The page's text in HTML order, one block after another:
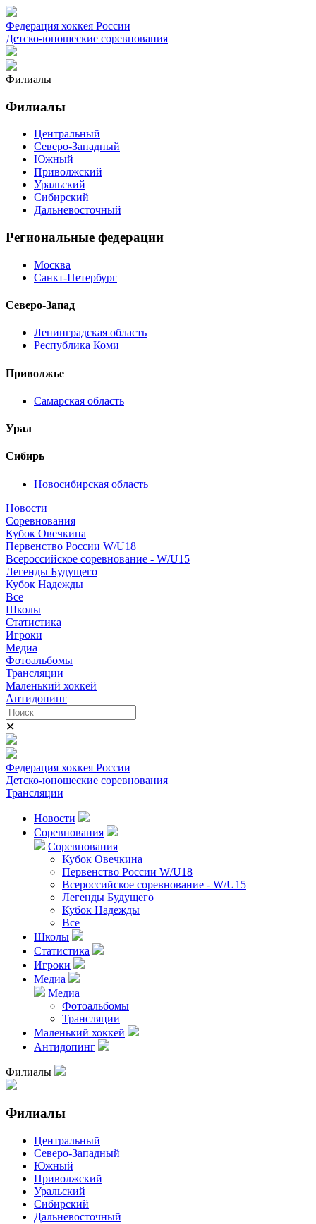
Федерация хоккея России
Детско-юношеские соревнования
Филиалы
Филиалы
Центральный
Северо-Западный
Южный
Приволжский
Уральский
Сибирский
Дальневосточный
Региональные федерации
Москва
Санкт-Петербург
Северо-Запад
Ленинградская область
Республика Коми
Приволжье
Самарская область
Урал
Сибирь
Новосибирская область
Новости
Соревнования
Кубок Овечкина
Первенство России W/U18
Всероссийское соревнование - W/U15
Легенды Будущего
Кубок Надежды
Все
Школы
Статистика
Игроки
Медиа
Фотоальбомы
Трансляции
Маленький хоккей
Антидопинг
✕
Федерация хоккея России
Детско-юношеские соревнования
Трансляции
Новости
Соревнования
Соревнования
Кубок Овечкина
Первенство России W/U18
Всероссийское соревнование - W/U15
Легенды Будущего
Кубок Надежды
Все
Школы
Статистика
Игроки
Медиа
Медиа
Фотоальбомы
Трансляции
Маленький хоккей
Антидопинг
Филиалы
Филиалы
Центральный
Северо-Западный
Южный
Приволжский
Уральский
Сибирский
Дальневосточный